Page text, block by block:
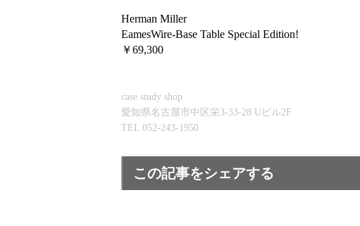
Herman Miller
EamesWire-Base Table Special Edition!
￥69,300
case study shop
愛知県名古屋市中区栄3-33-28 Uビル2F
TEL 052-243-1950
この記事をシェアする